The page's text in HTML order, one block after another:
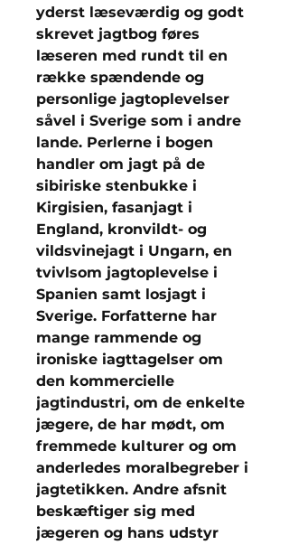
yderst læseværdig og godt
skrevet jagtbog føres
læseren med rundt til en
række spændende og
personlige jagtoplevelser
såvel i Sverige som i andre
lande. Perlerne i bogen
handler om jagt på de
sibiriske stenbukke i
Kirgisien, fasanjagt i
England, kronvildt- og
vildsvinejagt i Ungarn, en
tvivlsom jagtoplevelse i
Spanien samt losjagt i
Sverige. Forfatterne har
mange rammende og
ironiske iagttagelser om
den kommercielle
jagtindustri, om de enkelte
jægere, de har mødt, om
fremmede kulturer og om
anderledes moralbegreber i
jagtetikken. Andre afsnit
beskæftiger sig med
jægeren og hans udstyr